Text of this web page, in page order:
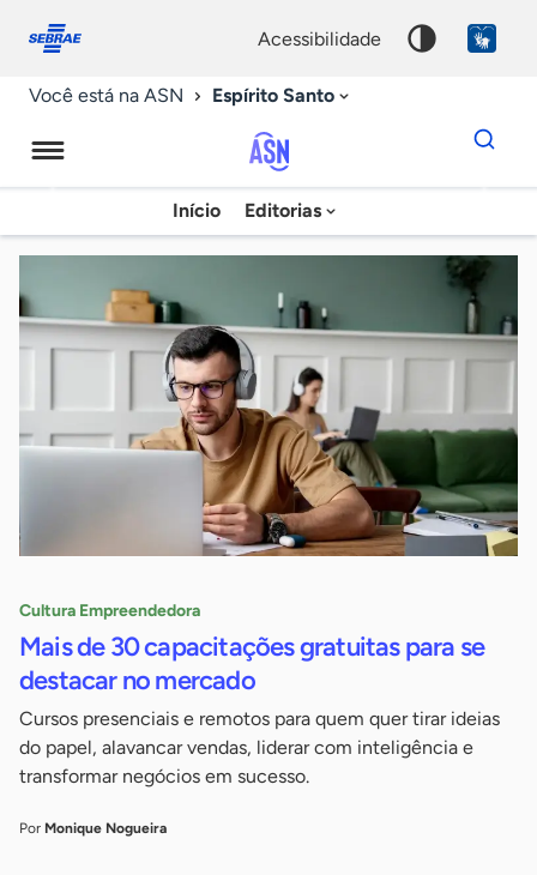
conosco
acessibilidade
Você está na ASN Espírito Santo
Agência
Sebrae
Notícias
Início Editorias
Dados
para
chave
Cultura Empreendedora
Mais de 30 capacitações gratuitas para se
destacar no mercado
Cursos presenciais e remotos para quem quer tirar ideias
do papel, alavancar vendas, liderar com inteligência e
transformar negócios em sucesso.
Por Monique Nogueira